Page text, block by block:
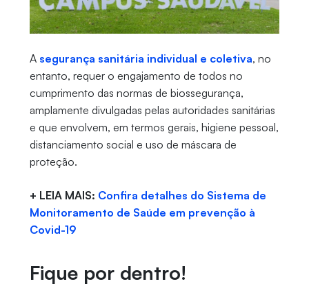
A segurança sanitária individual e coletiva, no
entanto, requer o engajamento de todos no
cumprimento das normas de biossegurança,
amplamente divulgadas pelas autoridades sanitárias
e que envolvem, em termos gerais, higiene pessoal,
distanciamento social e uso de máscara de
proteção.
+ LEIA MAIS: Confira detalhes do Sistema de
Monitoramento de Saúde em prevenção à
Covid-19
Fique por dentro!